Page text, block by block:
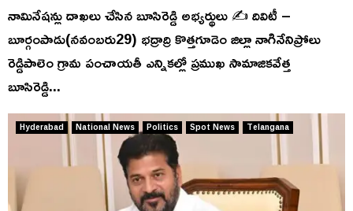
నామినేషన్లు దాఖలు చేసిన బూసిరెడ్డి అభ్యర్థులు ✍️ దివిటీ –
బూర్గంపాడు(నవంబరు29) భద్రాద్రి కొత్తగూడెం జిల్లా నాగినేనిప్రోలు
రెడ్డిపాలెం గ్రామ పంచాయతీ ఎన్నికల్లో ప్రముఖ సామాజికవేత్త
బూసిరెడ్డి...
Hyderabad National News Politics Spot News Telangana